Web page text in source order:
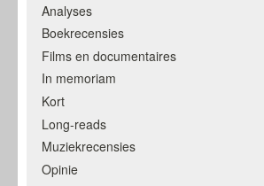
Analyses
Boekrecensies
Films en documentaires
In memoriam
Kort
Long-reads
Muziekrecensies
Opinie